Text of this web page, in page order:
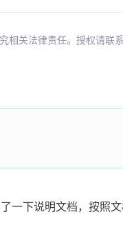
相关法律责任。授权请联
一下说明文档，按照